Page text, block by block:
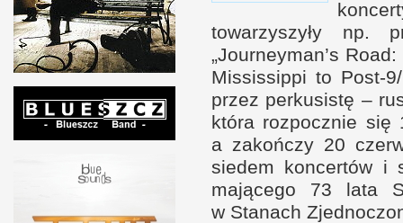
towarzyszyły np.
„Journeyman’s
Mississippi to Post-
przez perkusistę –
która rozpocznie
a zakończy 20
siedem koncertów i
mającego 73 lata
w Stanach